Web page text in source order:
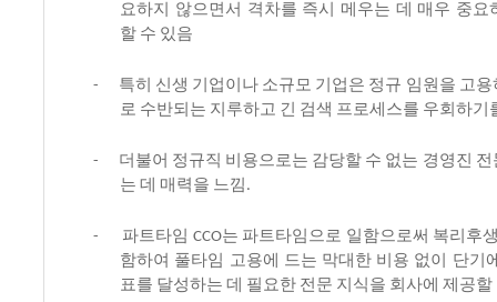
요하지
않으면서 격차를 즉시 메우는 데 매우 중요
할 수 있음
- 특히 신생 기업이나 소규모 기업은 정규 임원을 고용
로 수반되는 지루하고 긴 검색 프로세스를 우회하기
- 더불어 정규직 비용으로는 감당할 수 없는 경영진 전
는 데 매력을 느낌 .
- 파트타임 CCO는 파트타임으로 일함으로써 복리후
함하여 풀타임 고용에 드는 막대한 비용 없이
단기
표를 달성하는 데 필요한 전문 지식을 회사에 제공할